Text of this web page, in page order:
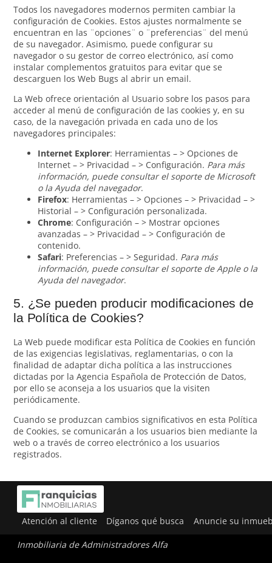
Todos los navegadores modernos permiten cambiar la
configuración de Cookies. Estos ajustes normalmente se
encuentran en las ¨opciones¨ o ¨preferencias¨ del menú
de su navegador. Asimismo, puede configurar su
navegador o su gestor de correo electrónico, así como
instalar complementos gratuitos para evitar que se
descarguen los Web Bugs al abrir un email.
La Web ofrece orientación al Usuario sobre los pasos para
acceder al menú de configuración de las cookies y, en su
caso, de la navegación privada en cada uno de los
navegadores principales:
Internet Explorer: Herramientas – > Opciones de
Internet – > Privacidad – > Configuración. Para más
información, puede consultar el soporte de Microsoft
o la Ayuda del navegador.
Firefox: Herramientas – > Opciones – > Privacidad – >
Historial – > Configuración personalizada.
Chrome: Configuración – > Mostrar opciones
avanzadas – > Privacidad – > Configuración de
contenido.
Safari: Preferencias – > Seguridad. Para más
información, puede consultar el soporte de Apple o la
Ayuda del navegador.
5. ¿Se pueden producir modificaciones de
la Política de Cookies?
La Web puede modificar esta Política de Cookies en función
de las exigencias legislativas, reglamentarias, o con la
finalidad de adaptar dicha política a las instrucciones
dictadas por la Agencia Española de Protección de Datos,
por ello se aconseja a los usuarios que la visiten
periódicamente.
Cuando se produzcan cambios significativos en esta Política
de Cookies, se comunicarán a los usuarios bien mediante la
web o a través de correo electrónico a los usuarios
registrados.
Atención al cliente Díganos qué busca Anuncie su
Inmobiliaria de Administradores Alfa